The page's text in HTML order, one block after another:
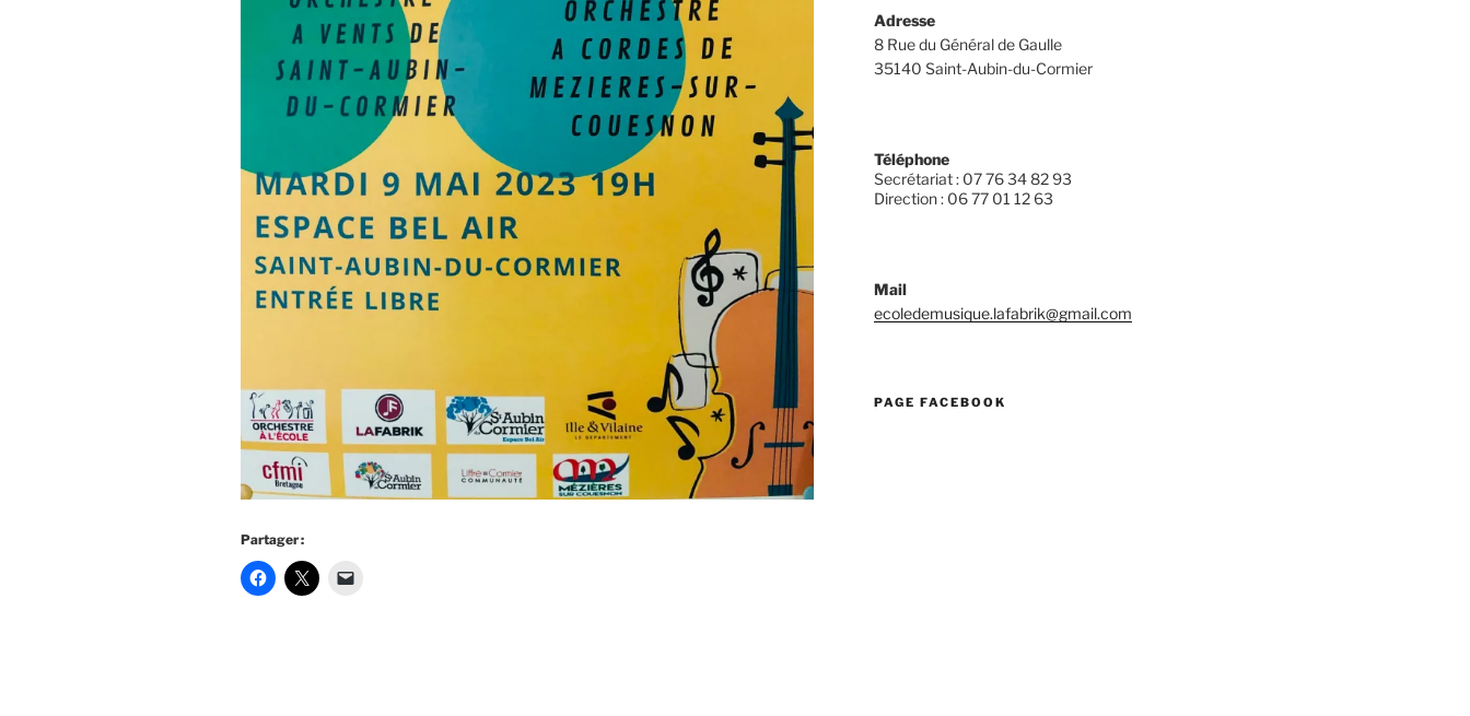
Partager :
Adresse
8 Rue du Général de Gaulle
35140 Saint-Aubin-du-Cormier
Téléphone
Secrétariat : 07 76 34 82 93
Direction : 06 77 01 12 63
Mail
ecoledemusique.lafabrik@gmail.com
PAGE FACEBOOK